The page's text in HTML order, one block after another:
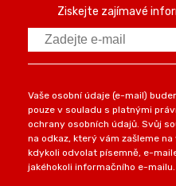
Ziskejte zajímavé
Vaše osobní údaje (e-mail)
pouze v souladu s platnými
ochrany osobních údajů. Svůj
na odkaz, který vám zašleme
kdykoli odvolat písemně, e-
jakéhokoli informačního e-mailu.